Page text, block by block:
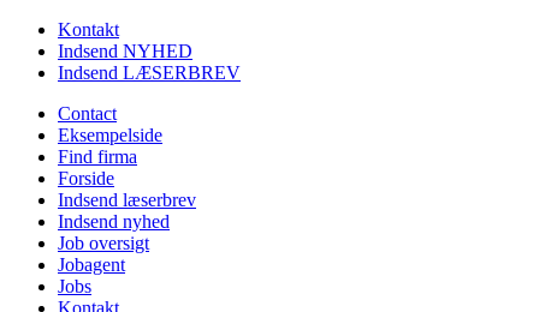
Kontakt
Indsend NYHED
Indsend LÆSERBREV
Contact
Eksempelside
Find firma
Forside
Indsend læserbrev
Indsend nyhed
Job oversigt
Jobagent
Jobs
Kontakt